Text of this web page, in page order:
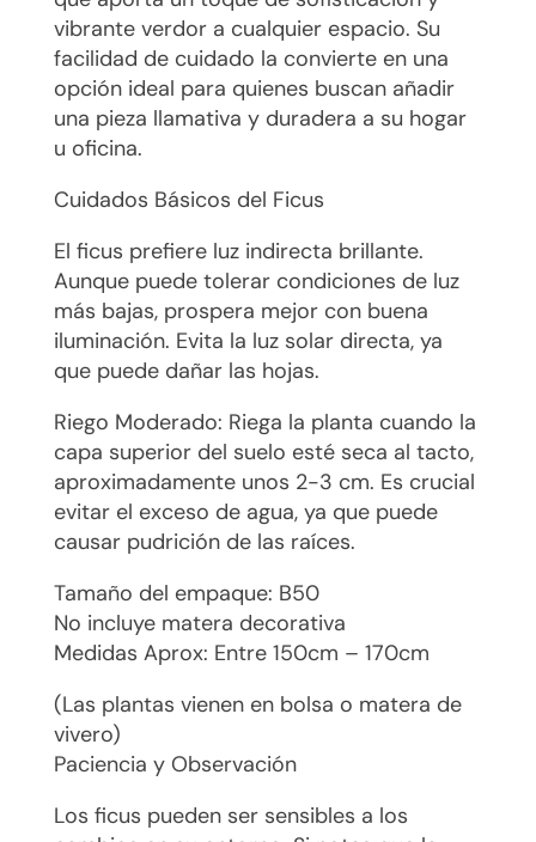
vibrante verdor a cualquier espacio. Su
facilidad de cuidado la convierte en una
opción ideal para quienes buscan añadir
una pieza llamativa y duradera a su hogar
u oficina.
Cuidados Básicos del Ficus
El ficus prefiere luz indirecta brillante.
Aunque puede tolerar condiciones de luz
más bajas, prospera mejor con buena
iluminación. Evita la luz solar directa, ya
que puede dañar las hojas.
Riego Moderado: Riega la planta cuando la
capa superior del suelo esté seca al tacto,
aproximadamente unos 2-3 cm. Es crucial
evitar el exceso de agua, ya que puede
causar pudrición de las raíces.
Tamaño del empaque: B50
No incluye matera decorativa
Medidas Aprox: Entre 150cm – 170cm
(Las plantas vienen en bolsa o matera de
vivero)
Paciencia y Observación
Los ficus pueden ser sensibles a los